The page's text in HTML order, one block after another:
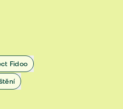
do 31.10.2022
do 8.7.2020
do 31.10.2019
Fidoo